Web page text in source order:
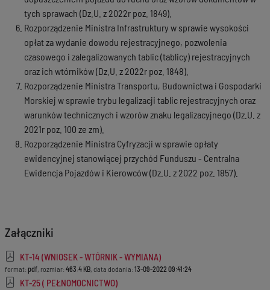
tych sprawach (Dz.U. z 2022r poz. 1849).
Rozporządzenie Ministra Infrastruktury w sprawie wysokości
opłat za wydanie dowodu rejestracyjnego, pozwolenia
czasowego i zalegalizowanych tablic (tablicy) rejestracyjnych
oraz ich wtórników (Dz.U. z 2022r poz. 1848).
Rozporządzenie Ministra Transportu, Budownictwa i Gospodarki
Morskiej w sprawie trybu legalizacji tablic rejestracyjnych oraz
warunków technicznych i wzorów znaku legalizacyjnego (Dz.U. z
2021r poz. 100 ze zm).
Rozporządzenie Ministra Cyfryzacji w sprawie opłaty
ewidencyjnej stanowiącej przychód Funduszu - Centralna
Ewidencja Pojazdów i Kierowców (Dz.U. z 2022 poz. 1857).
Załączniki
KT-14 (WNIOSEK - WTÓRNIK - WYMIANA)
format: pdf, rozmiar: 463.4 KB, data dodania: 13-09-2022 09:41:24
KT-25 ( PEŁNOMOCNICTWO)